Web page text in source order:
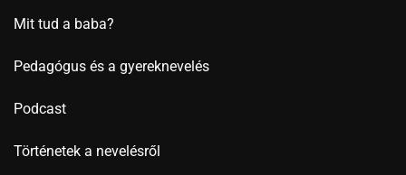
Mit tud a baba?
Pedagógus és a gyereknevelés
Podcast
Történetek a nevelésről